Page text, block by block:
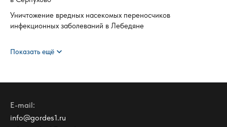
Уничтожение вредных насекомых переносчиков
инфекционных заболеваний в Лебедяне
Показать ещё expand_more
E-mail:
info@gordes1.ru